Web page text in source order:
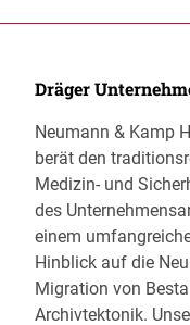
Dräger
Neumann & Kamp
berät den
Medizin- und
des
einem
Hinblick auf die
Migration von
Archivtektonik.